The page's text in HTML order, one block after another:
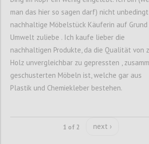
36
Lieferengpässe aus
Einzelhandels
Author:PHILLIP FRANKHOFER Date:23
Die Covid-19-Pandemie hat
Einschränkungen der materiellen
Konsument*innen geführt,
produzierende Unternehmen getroffen.
hat dies zu Gewinnern und Verlierern
arbeite bei einem weltweit tätigen
Gartengerätehersteller und kann
man das hier so sagen darf) nicht
nachhaltige Möbelstück Käuferin auf
Umwelt zuliebe . Ich kaufe lieber die
nachhaltigen Produkte, da die Qualität von
Holz unvergleichbar zu gepressten ,
geschusterten Möbeln ist, welche gar aus
Plastik und Chemiekleber bestehen.
1 of 2 next ›